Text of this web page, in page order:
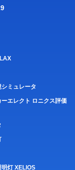
ミュレータ
エレクト ロニクス評価
灯 XELIOS